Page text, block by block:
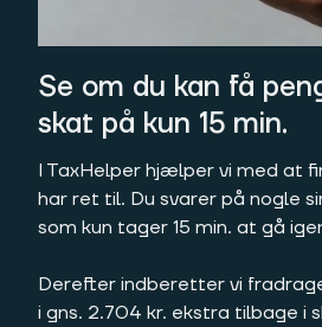
Se om du kan få
skat på kun 15 min.
I TaxHelper hjælper vi med at
har ret til. Du svarer på nogle
som kun tager 15 min. at gå
Derefter indberetter vi
i gns. 2.704 kr. ekstra tilbage i